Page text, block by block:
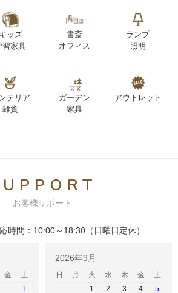
キッズ
習家具
書斎
オフィス
ランプ
照明
テリア
雑貨
ガーデン
家具
アウトレット
お客様サポート
時間：10:00～18:30（日曜日定休）
金
土
1
2026年9月
日 月 火 水 木 金
土
1
2 3 4 5